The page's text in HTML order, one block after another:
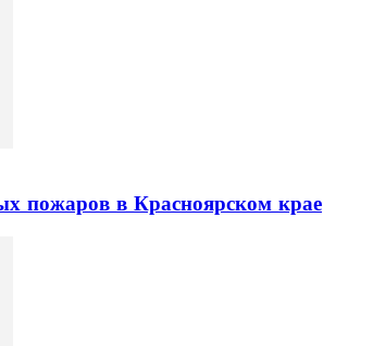
пожаров в Красноярском крае